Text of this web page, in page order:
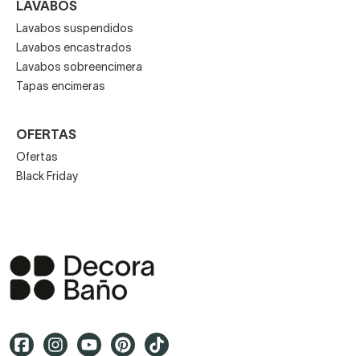
LAVABOS
Lavabos suspendidos
Lavabos encastrados
Lavabos sobreencimera
Tapas encimeras
OFERTAS
Ofertas
Black Friday